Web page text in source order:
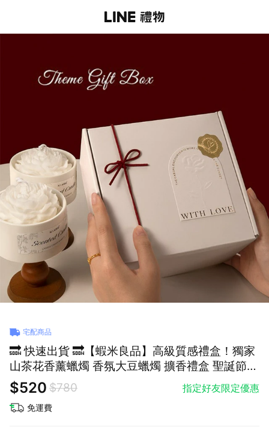
宅配商品
🔜 快速出貨 🔜【蝦米良品】高級質感禮盒！獨家
山茶花香薰蠟燭 香氛大豆蠟燭 擴香禮盒 聖誕節交
換禮物 生日禮物 情人節禮物 木質調香氛
$520 $780 指定好友限定優惠
免運費